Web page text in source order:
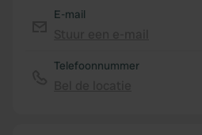
E-mail
Telefoonnummer